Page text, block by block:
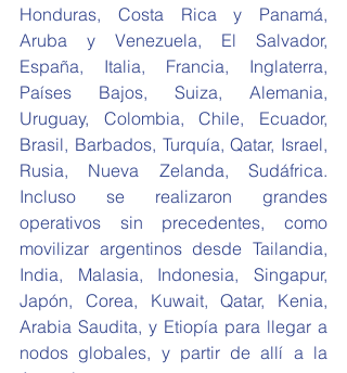
Honduras, Costa Rica y Panamá,
Aruba y Venezuela, El Salvador,
España, Italia, Francia, Inglaterra,
Países Bajos, Suiza, Alemania,
Uruguay, Colombia, Chile, Ecuador,
Brasil, Barbados, Turquía, Qatar, Israel,
Rusia, Nueva Zelanda, Sudáfrica.
Incluso se realizaron grandes
operativos sin precedentes, como
movilizar argentinos desde Tailandia,
India, Malasia, Indonesia, Singapur,
Japón, Corea, Kuwait, Qatar, Kenia,
Arabia Saudita, y Etiopía para llegar a
nodos globales, y partir de allí a la